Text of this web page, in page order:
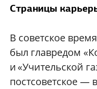
Страницы
В советское
был главредом
и «Учительской
постсоветское —